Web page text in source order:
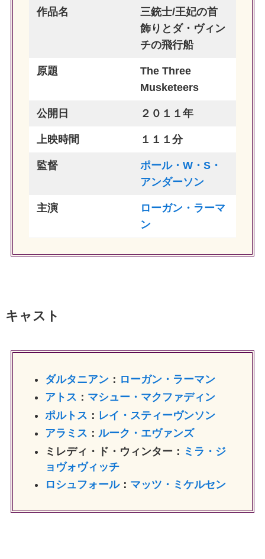
作品名
三銃士/王妃の首
飾りとダ・ヴィン
チの飛行船
原題
The Three
Musketeers
公開日 ２０１１年
上映時間 １１１分
監督
ポール・W・S・
アンダーソン
主演
ローガン・ラーマ
ン
キャスト
ダルタニアン： ローガン・ラーマン
アトス ： マシュー・マクファディン
ポルトス ： レイ・スティーヴンソン
アラミス ： ルーク・エヴァンズ
ミレディ・ド・ウィンター： ミラ・ジ
ョヴォヴィッチ
ロシュフォール： マッツ・ミケルセン